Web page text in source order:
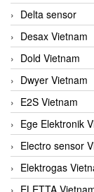
Delta sensor
Desax Vietnam
Dold Vietnam
Dwyer Vietnam
E2S Vietnam
Ege Elektronik
Electro sensor
Elektrogas
ELETTA